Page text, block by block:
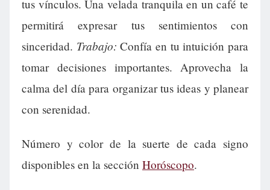
tus vínculos. Una velada tranquila en un café te
permitirá expresar tus sentimientos con
sinceridad. Trabajo: Confía en tu intuición para
tomar decisiones importantes. Aprovecha la
calma del día para organizar tus ideas y planear
con serenidad.
Número y color de la suerte de cada signo
disponibles en la sección Horóscopo.